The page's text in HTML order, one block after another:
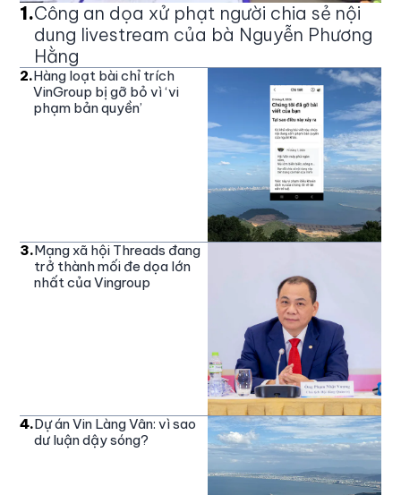
1.Công an dọa xử phạt người chia sẻ nội
dung livestream của bà Nguyễn Phương
Hằng
2.Hàng loạt bài chỉ trích
VinGroup bị gỡ bỏ vì ‘vi
phạm bản quyền’
3.Mạng xã hội Threads đang
trở thành mối đe dọa lớn
nhất của Vingroup
4.Dự án Vin Làng Vân: vì sao
dư luận dậy sóng?